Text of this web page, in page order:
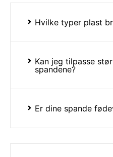
Hvilke typer plast
Kan jeg tilpasse
spandene?
Er dine spande